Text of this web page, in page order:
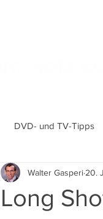
DVD- und TV-Tipps
Long
Walter Gasperi 20.